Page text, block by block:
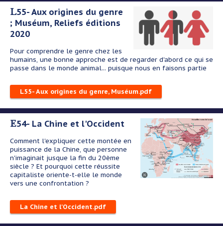
L55- Aux origines du genre
; Muséum, Reliefs éditions
2020
Pour comprendre le genre chez les
humains, une bonne approche est de regarder d'abord ce qui se
passe dans le monde animal... puisque nous en faisons partie
L55- Aux origines du genre, Muséum.pdf
E54- La Chine et l'Occident
Comment l'expliquer cette montée en
puissance de la Chine, que personne
n'imaginait jusque la fin du 20ème
siècle ? Et pourquoi cette réussite
capitaliste oriente-t-elle le monde
vers une confrontation ?
La Chine et l'Occident.pdf